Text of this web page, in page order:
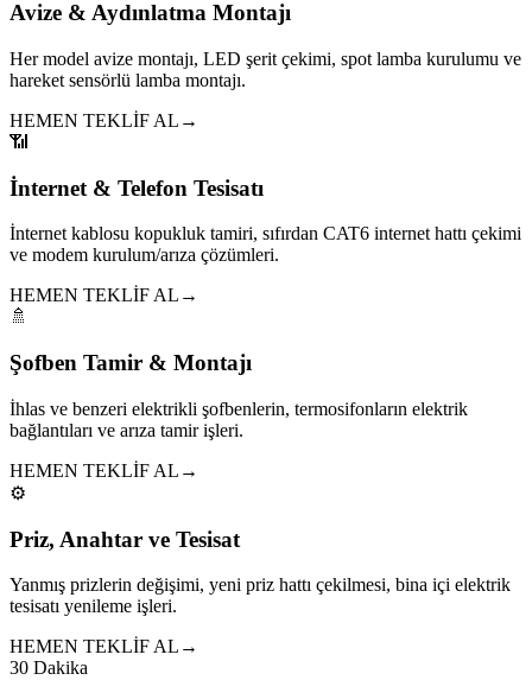
Avize & Aydınlatma Montajı
Her model avize montajı, LED şerit çekimi, spot lamba kurulumu ve
hareket sensörlü lamba montajı.
HEMEN TEKLİF AL →
📶
İnternet & Telefon Tesisatı
İnternet kablosu kopukluk tamiri, sıfırdan CAT6 internet hattı çekimi
ve modem kurulum/arıza çözümleri.
HEMEN TEKLİF AL →
🚿
Şofben Tamir & Montajı
İhlas ve benzeri elektrikli şofbenlerin, termosifonların elektrik
bağlantıları ve arıza tamir işleri.
HEMEN TEKLİF AL →
⚙️
Priz, Anahtar ve Tesisat
Yanmış prizlerin değişimi, yeni priz hattı çekilmesi, bina içi elektrik
tesisatı yenileme işleri.
HEMEN TEKLİF AL →
30 Dakika